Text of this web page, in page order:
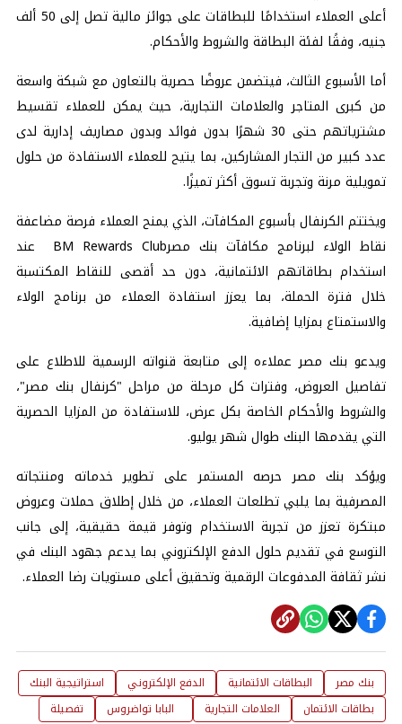
أعلى العملاء استخدامًا للبطاقات على جوائز مالية تصل إلى 50 ألف
جنيه، وفقًا لفئة البطاقة والشروط والأحكام.
أما الأسبوع الثالث، فيتضمن عروضًا حصرية بالتعاون مع شبكة واسعة
من كبرى المتاجر والعلامات التجارية، حيث يمكن للعملاء تقسيط
مشترياتهم حتى 30 شهرًا بدون فوائد وبدون مصاريف إدارية لدى
عدد كبير من التجار المشاركين، بما يتيح للعملاء الاستفادة من حلول
تمويلية مرنة وتجربة تسوق أكثر تميزًا.
ويختتم الكرنفال بأسبوع المكافآت، الذي يمنح العملاء فرصة مضاعفة
نقاط الولاء لبرنامج مكافآت بنك مصرBM Rewards Club عند
استخدام بطاقاتهم الائتمانية، دون حد أقصى للنقاط المكتسبة
خلال فترة الحملة، بما يعزز استفادة العملاء من برنامج الولاء
والاستمتاع بمزايا إضافية.
ويدعو بنك مصر عملاءه إلى متابعة قنواته الرسمية للاطلاع على
تفاصيل العروض، وفترات كل مرحلة من مراحل "كرنفال بنك مصر"،
والشروط والأحكام الخاصة بكل عرض، للاستفادة من المزايا الحصرية
التي يقدمها البنك طوال شهر يوليو.
ويؤكد بنك مصر حرصه المستمر على تطوير خدماته ومنتجاته
المصرفية بما يلبي تطلعات العملاء، من خلال إطلاق حملات وعروض
مبتكرة تعزز من تجربة الاستخدام وتوفر قيمة حقيقية، إلى جانب
التوسع في تقديم حلول الدفع الإلكتروني بما يدعم جهود البنك في
نشر ثقافة المدفوعات الرقمية وتحقيق أعلى مستويات رضا العملاء.
بنك مصر البطاقات الائتمانية الدفع الإلكتروني
استراتيجية البنك
بطاقات الائتمان
العلامات التجارية تفصيلة